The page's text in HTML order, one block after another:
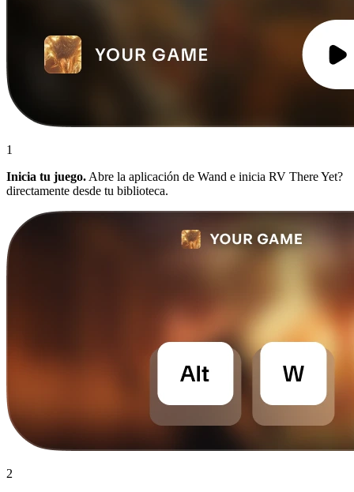
1
Inicia tu juego. Abre la aplicación de Wand e inicia RV There Yet?
directamente desde tu biblioteca.
2